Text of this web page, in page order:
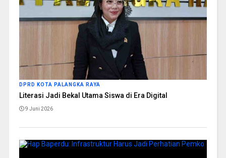
DPRD KOTA PALANGKA RAYA
Literasi Jadi Bekal Utama Siswa di Era Digital
9 Juni 2026